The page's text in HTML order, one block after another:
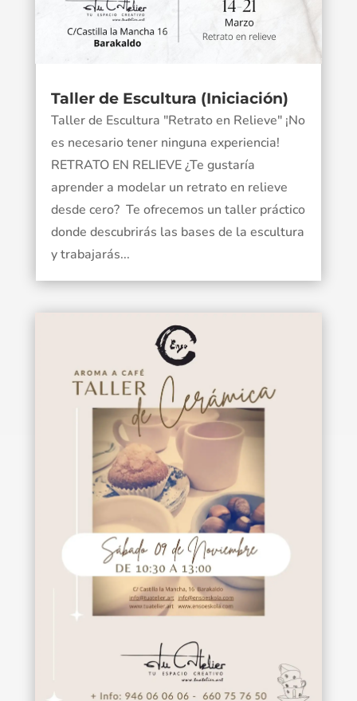
Taller de Escultura (Iniciación)
Taller de Escultura "Retrato en Relieve" ¡No
es necesario tener ninguna experiencia!
RETRATO EN RELIEVE ¿Te gustaría
aprender a modelar un retrato en relieve
desde cero? Te ofrecemos un taller práctico
donde descubrirás las bases de la escultura
y trabajarás...